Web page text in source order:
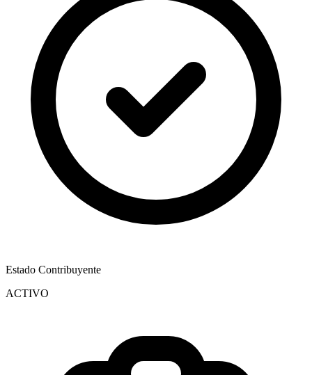
Estado Contribuyente
ACTIVO